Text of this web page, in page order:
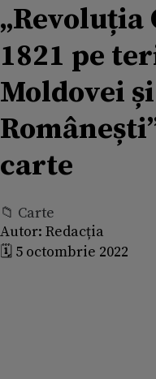
„Revoluția
1821 pe
Moldovei
carte
📁 Carte
Autor: Redacția
🗓️ 5 octombrie 2022